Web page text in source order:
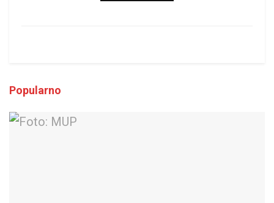
Popularno